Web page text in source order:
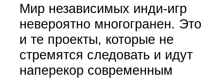
Мир независимых инди-игр
невероятно многогранен. Это
и те проекты, которые не
стремятся следовать и идут
наперекор современным